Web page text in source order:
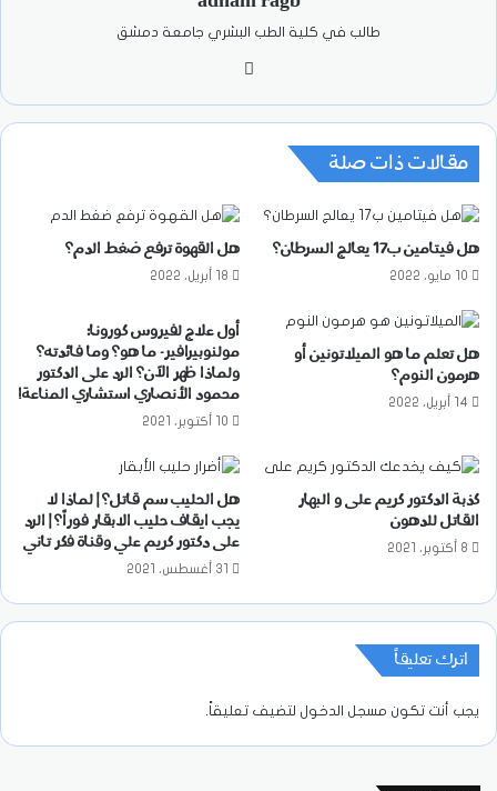
طالب في كلية الطب البشري جامعة دمشق
مقالات ذات صلة
هل فيتامين ب17 يعالج السرطان؟
10 مايو، 2022
هل القهوة ترفع ضغط الدم؟
18 أبريل، 2022
هل تعلم ما هو الميلاتونين أو
هرمون النوم؟
14 أبريل، 2022
أول علاج لفيروس كورونا:
مولنوبيرافير- ما هو؟ وما فائدته؟
ولماذا ظهر الآن؟ الرد على الدكتور
محمود الأنصاري استشاري المناعة!
10 أكتوبر، 2021
كذبة الدكتور كريم على و البهار
القاتل للدهون
8 أكتوبر، 2021
هل الحليب سم قاتل؟ | لماذا لا
يجب ايقاف حليب الابقار فوراً؟ | الرد
على دكتور كريم علي وقناة فكر تاني
31 أغسطس، 2021
اترك تعليقاً
يجب أنت تكون مسجل الدخول لتضيف تعليقاً.